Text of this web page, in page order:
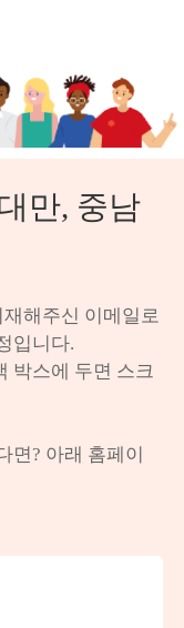
만, 중남
해주신 이메일로
입니다.
박스에 두면 스크
면? 아래 홈페이